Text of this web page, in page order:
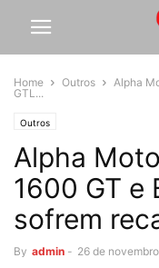
Home Outros
Alpha
GTL...
Outros
Alpha
1600 GT e
sofrem
By admin - 26 de